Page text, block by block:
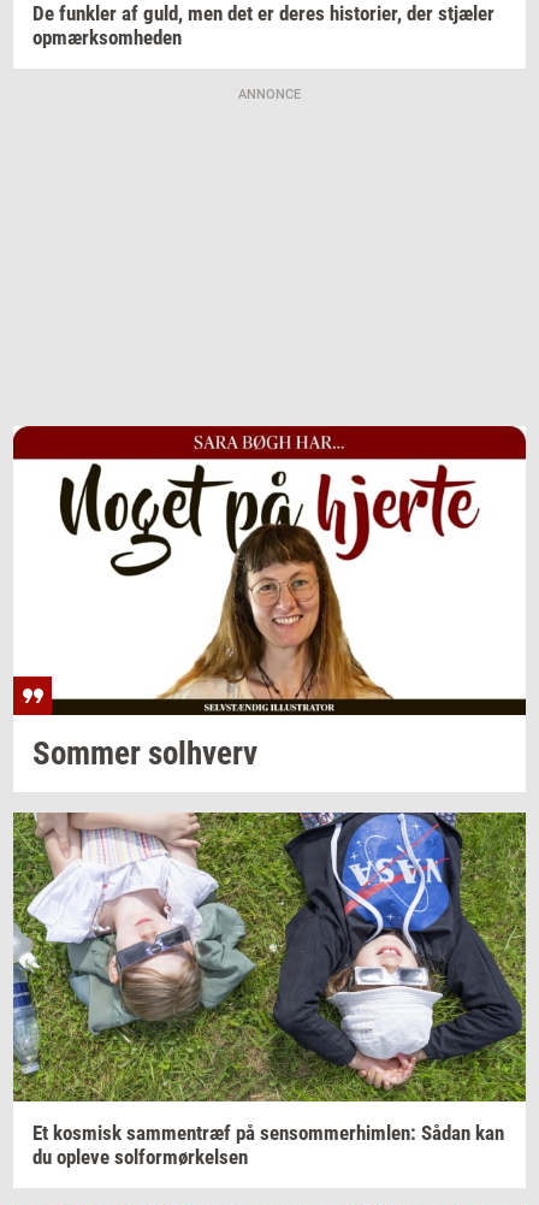
De funk­ler af guld, men det er deres hi­sto­ri­er, der stjæ­ler
op­mærk­som­he­den
ANNONCE
Som­mersol­hverv
Et kos­misk sam­men­træf på sen­som­mer­him­len: Sådan kan
du op­le­ve sol­for­mør­kel­sen